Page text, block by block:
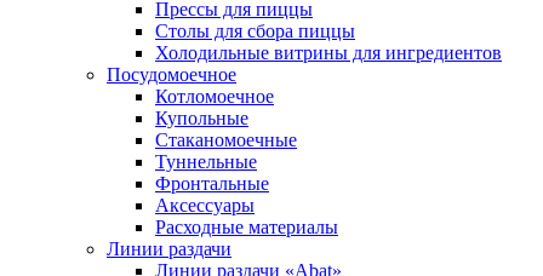
Прессы для пиццы
Столы для сбора пиццы
Холодильные витрины для ингредиентов
Посудомоечное
Котломоечное
Купольные
Стаканомоечные
Туннельные
Фронтальные
Аксессуары
Расходные материалы
Линии раздачи
Линии раздачи «Abat»